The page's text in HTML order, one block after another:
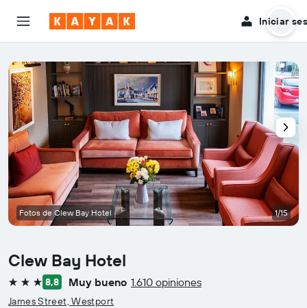
Iniciar
Clew Bay Hotel
3 estrellas
8,8 Muy bueno 1.610 opiniones
James Street, Westport
Fotos de Clew Bay Hotel 1/15